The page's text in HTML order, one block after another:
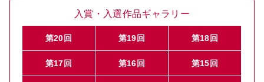
入賞・入選作品ギャラリー
第20回 第19回 第18回
第17回 第16回 第15回